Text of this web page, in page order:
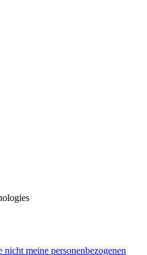
meine personenbezogenen